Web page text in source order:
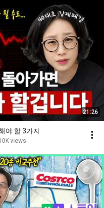
21:26
야 할 3가지
views